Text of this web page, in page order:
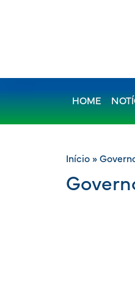
HOME
Início »